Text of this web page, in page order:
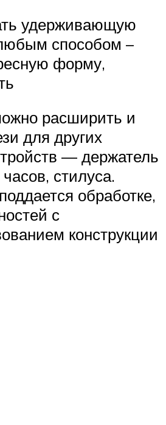
удерживающую
способом –
форму,
расширить и
для других
— держатель
стилуса.
обработке,
с
конструкции